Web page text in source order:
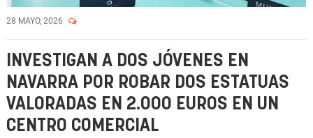
28 MAYO, 2026
INVESTIGAN A DOS JÓVENES EN
NAVARRA POR ROBAR DOS ESTATUAS
VALORADAS EN 2.000 EUROS EN UN
CENTRO COMERCIAL